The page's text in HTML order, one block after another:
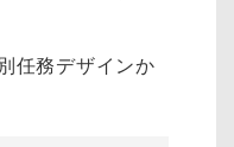
任務デザインか